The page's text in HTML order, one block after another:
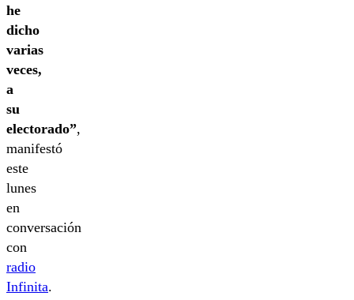
he
dicho
varias
veces,
a
su
electorado”,
manifestó
este
lunes
en
conversación
con
radio
Infinita.